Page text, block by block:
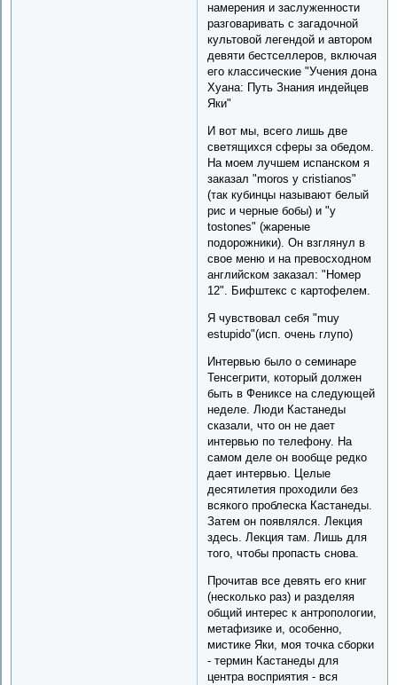
намерения и заслуженности
разговаривать с загадочной
культовой легендой и автором
девяти бестселлеров, включая
его классические "Учения дона
Хуана: Путь Знания индейцев
Яки"
И вот мы, всего лишь две
светящихся сферы за обедом.
На моем лучшем испанском я
заказал "moros y cristianos"
(так кубинцы называют белый
рис и черные бобы) и "y
tostones" (жареные
подорожники). Он взглянул в
свое меню и на превосходном
английском заказал: "Номер
12". Бифштекс с картофелем.
Я чувствовал себя "muy
estupido"(исп. очень глупо)
Интервью было о семинаре
Тенсегрити, который должен
быть в Фениксе на следующей
неделе. Люди Кастанеды
сказали, что он не дает
интервью по телефону. На
самом деле он вообще редко
дает интервью. Целые
десятилетия проходили без
всякого проблеска Кастанеды.
Затем он появлялся. Лекция
здесь. Лекция там. Лишь для
того, чтобы пропасть снова.
Прочитав все девять его книг
(несколько раз) и разделяя
общий интерес к антропологии,
метафизике и, особенно,
мистике Яки, моя точка сборки
- термин Кастанеды для
центра восприятия - вся